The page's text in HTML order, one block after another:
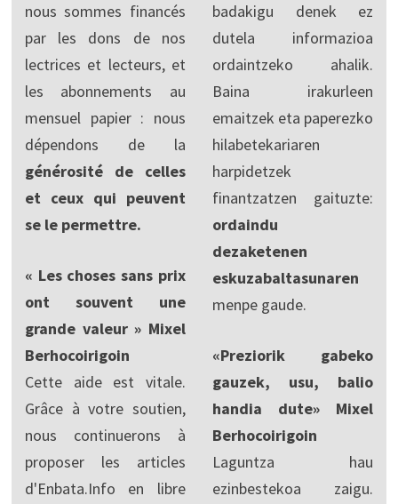
nous sommes financés
par les dons de nos
lectrices et lecteurs, et
les abonnements au
mensuel papier : nous
dépendons de la
générosité de celles
et ceux qui peuvent
se le permettre.
« Les choses sans prix
ont souvent une
grande valeur » Mixel
Berhocoirigoin
Cette aide est vitale.
Grâce à votre soutien,
nous continuerons à
proposer les articles
d'Enbata.Info en libre
badakigu denek ez
dutela informazioa
ordaintzeko ahalik.
Baina irakurleen
emaitzek eta paperezko
hilabetekariaren
harpidetzek
finantzatzen gaituzte:
ordaindu
dezaketenen
eskuzabaltasunaren
menpe gaude.
«Preziorik gabeko
gauzek, usu, balio
handia dute» Mixel
Berhocoirigoin
Laguntza hau
ezinbestekoa zaigu.